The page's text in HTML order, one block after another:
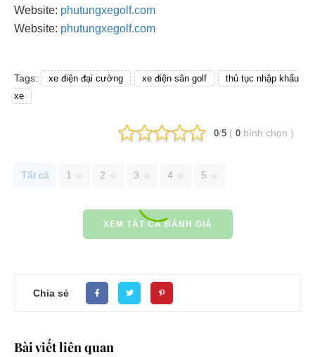
Website: phutungxegolf.com
Website: phutungxegolf.com
Tags: xe điện đại cường xe điện sân golf
thủ tục nhập khẩu
xe
0/5 ( 0 bình chọn )
Tất cả 1 2 3 4 5
XEM TẤT CẢ ĐÁNH GIÁ
Chia sẻ
Bài viết liên quan